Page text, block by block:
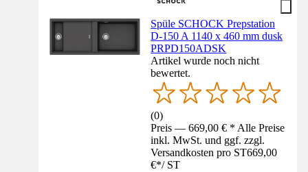
Spüle SCHOCK Prepstation
D-150 A 1140 x 460 mm dusk
PRPD150ADSK
Artikel wurde noch nicht
bewertet.
(0)
Preis — 669,00 € * Alle Preise
inkl. MwSt. und ggf. zzgl.
Versandkosten pro ST669,00
€*/ ST